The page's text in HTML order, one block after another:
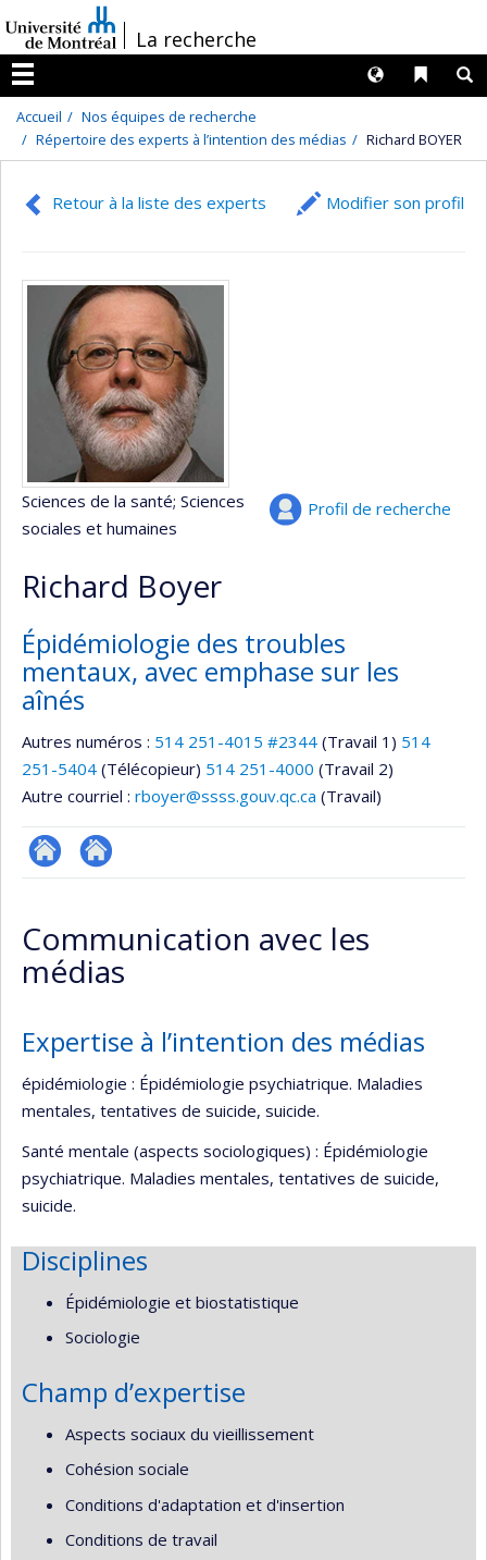
au
contenu
/La recherche
Menu
Liens
Langues
Accueil
Nos équipes de recherche
Répertoire des experts à l’intention des médias
Richard BOYER
Retour à la liste des experts Modifier son profil
Profil de recherche
Sciences de la santé; Sciences
sociales et humaines
Richard Boyer
Épidémiologie des troubles
mentaux, avec emphase sur les
aînés
Autres numéros : 514 251-4015 #2344 (Travail 1) 514
251-5404 (Télécopieur) 514 251-4000 (Travail 2)
Autre courriel : rboyer@ssss.gouv.qc.ca (Travail)
Autre
web
Autre
web
Communication avec les
médias
Expertise à l’intention des médias
épidémiologie : Épidémiologie psychiatrique. Maladies
mentales, tentatives de suicide, suicide.
Santé mentale (aspects sociologiques) : Épidémiologie
psychiatrique. Maladies mentales, tentatives de suicide,
suicide.
Disciplines
Épidémiologie et biostatistique
Sociologie
Champ d’expertise
Aspects sociaux du vieillissement
Cohésion sociale
Conditions d'adaptation et d'insertion
Conditions de travail